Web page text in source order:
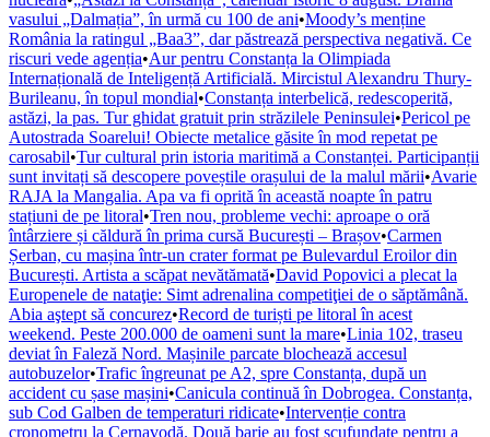
vasului „Dalmația”, în urmă cu 100 de ani•Moody’s menține
România la ratingul „Baa3”, dar păstrează perspectiva negativă. Ce
riscuri vede agenția•Aur pentru Constanța la Olimpiada
Internațională de Inteligență Artificială. Mircistul Alexandru Thury-
Burileanu, în topul mondial•Constanța interbelică, redescoperită,
astăzi, la pas. Tur ghidat gratuit prin străzilele Peninsulei•Pericol pe
Autostrada Soarelui! Obiecte metalice găsite în mod repetat pe
carosabil•Tur cultural prin istoria maritimă a Constanței. Participanții
sunt invitați să descopere poveștile orașului de la malul mării•Avarie
RAJA la Mangalia. Apa va fi oprită în această noapte în patru
stațiuni de pe litoral•Tren nou, probleme vechi: aproape o oră
întârziere și căldură în prima cursă București – Brașov•Carmen
Șerban, cu mașina într-un crater format pe Bulevardul Eroilor din
București. Artista a scăpat nevătămată•David Popovici a plecat la
Europenele de nataţie: Simt adrenalina competiţiei de o săptămână.
Abia aştept să concurez•Record de turiști pe litoral în acest
weekend. Peste 200.000 de oameni sunt la mare•Linia 102, traseu
deviat în Faleză Nord. Mașinile parcate blochează accesul
autobuzelor•Trafic îngreunat pe A2, spre Constanța, după un
accident cu șase mașini•Canicula continuă în Dobrogea. Constanța,
sub Cod Galben de temperaturi ridicate•Intervenție contra
cronometru la Cernavodă. Două barje au fost scufundate pentru a